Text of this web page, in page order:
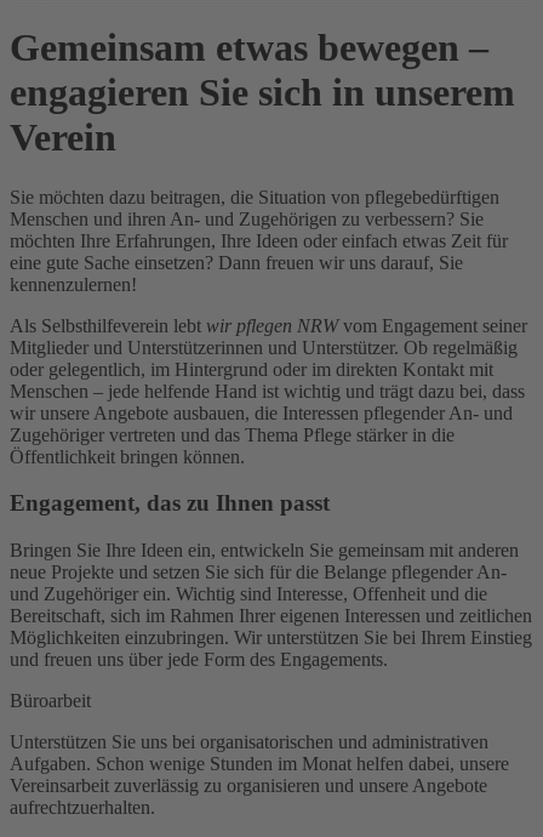
Gemeinsam etwas bewegen –
engagieren Sie sich in unserem
Verein
Sie möchten dazu beitragen, die Situation von pflegebedürftigen
Menschen und ihren An- und Zugehörigen zu verbessern? Sie
möchten Ihre Erfahrungen, Ihre Ideen oder einfach etwas Zeit für
eine gute Sache einsetzen? Dann freuen wir uns darauf, Sie
kennenzulernen!
Als Selbsthilfeverein lebt wir pflegen NRWvom Engagement seiner
Mitglieder und Unterstützerinnen und Unterstützer. Ob regelmäßig
oder gelegentlich, im Hintergrund oder im direkten Kontakt mit
Menschen – jede helfende Hand ist wichtig und trägt dazu bei, dass
wir unsere Angebote ausbauen, die Interessen pflegender An- und
Zugehöriger vertreten und das Thema Pflege stärker in die
Öffentlichkeit bringen können.
Engagement, das zu Ihnen passt
Bringen Sie Ihre Ideen ein, entwickeln Sie gemeinsam mit anderen
neue Projekte und setzen Sie sich für die Belange pflegender An-
und Zugehöriger ein. Wichtig sind Interesse, Offenheit und die
Bereitschaft, sich im Rahmen Ihrer eigenen Interessen und zeitlichen
Möglichkeiten einzubringen. Wir unterstützen Sie bei Ihrem Einstieg
und freuen uns über jede Form des Engagements.
Büroarbeit
Unterstützen Sie uns bei organisatorischen und administrativen
Aufgaben. Schon wenige Stunden im Monat helfen dabei, unsere
Vereinsarbeit zuverlässig zu organisieren und unsere Angebote
aufrechtzuerhalten.